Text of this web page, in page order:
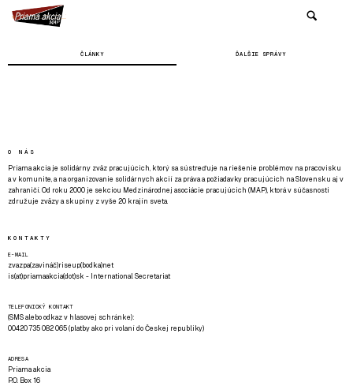
ČLÁNKY ĎALŠIE SPRÁVY
O NÁS
Priama akcia je solidárny zväz pracujúcich, ktorý sa sústreďuje na riešenie problémov na pracovisku
a v komunite, a na organizovanie solidárnych akcií za práva a požiadavky pracujúcich na Slovensku aj v
zahraničí. Od roku 2000 je sekciou Medzinárodnej asociácie pracujúcich (MAP), ktorá v súčasnosti
združuje zväzy a skupiny z vyše 20 krajín sveta.
KONTAKTY
E-MAIL
zvazpa(zavináč)riseup(bodka)net
is(at)priamaakcia(dot)sk - International Secretariat
TELEFONICKÝ KONTAKT
(SMS alebo odkaz v hlasovej schránke):
00420 735 082 065 (platby ako pri volaní do Českej republiky)
ADRESA
Priama akcia
P.O. Box 16